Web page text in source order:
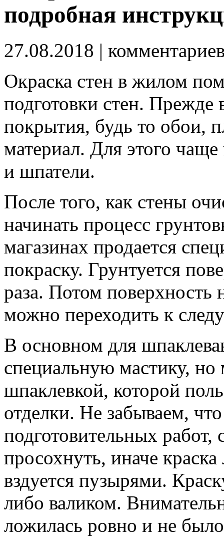
подробная
27.08.2018 |
Окраска стен в жилом
подготовки стен. Прежде
покрытия, будь то обои,
материал. Для этого чаще
и шпатели.
После того, как стены
начинать процесс
магазинах продается
покраску. Грунтуется
раза. Потом поверхность
можно переходить к
В основном для
специальную мастику,
шпаклевкой, которой
отделки. Не забываем,
подготовительных
просохнуть, иначе
вздуется пузырями.
либо валиком.
ложилась ровно и не